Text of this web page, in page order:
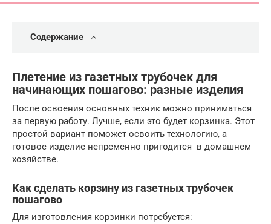
Содержание
Плетение из газетных трубочек для
начинающих пошагово: разные изделия
После освоения основных техник можно приниматься
за первую работу. Лучше, если это будет корзинка. Этот
простой вариант поможет освоить технологию, а
готовое изделие непременно пригодится в домашнем
хозяйстве.
Как сделать корзину из газетных трубочек
пошагово
Для изготовления корзинки потребуется: